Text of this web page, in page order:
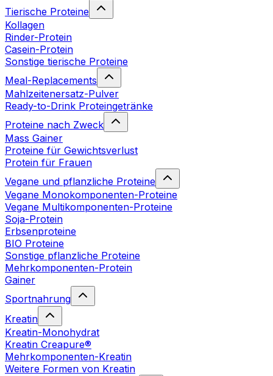
Tierische Proteine
Kollagen
Rinder-Protein
Casein-Protein
Sonstige tierische Proteine
Meal-Replacements
Mahlzeitenersatz-Pulver
Ready-to-Drink Proteingetränke
Proteine nach Zweck
Mass Gainer
Proteine für Gewichtsverlust
Protein für Frauen
Vegane und pflanzliche Proteine
Vegane Monokomponenten-Proteine
Vegane Multikomponenten-Proteine
Soja-Protein
Erbsenproteine
BIO Proteine
Sonstige pflanzliche Proteine
Mehrkomponenten-Protein
Gainer
Sportnahrung
Kreatin
Kreatin-Monohydrat
Kreatin Creapure®
Mehrkomponenten-Kreatin
Weitere Formen von Kreatin